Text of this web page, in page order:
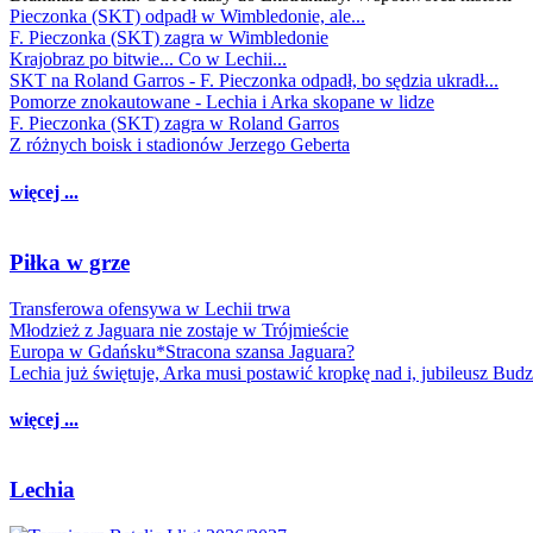
Pieczonka (SKT) odpadł w Wimbledonie, ale...
F. Pieczonka (SKT) zagra w Wimbledonie
Krajobraz po bitwie... Co w Lechii...
SKT na Roland Garros - F. Pieczonka odpadł, bo sędzia ukradł...
Pomorze znokautowane - Lechia i Arka skopane w lidze
F. Pieczonka (SKT) zagra w Roland Garros
Z różnych boisk i stadionów Jerzego Geberta
więcej ...
Piłka w grze
Transferowa ofensywa w Lechii trwa
Młodzież z Jaguara nie zostaje w Trójmieście
Europa w Gdańsku*Stracona szansa Jaguara?
Lechia już świętuje, Arka musi postawić kropkę nad i, jubileusz
więcej ...
Lechia